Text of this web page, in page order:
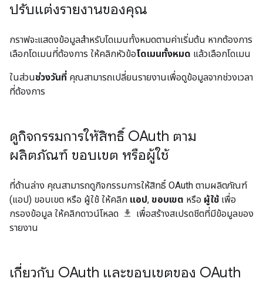
ปรับแต่งรายงานของคุณ
กราฟจะแสดงข้อมูลสำหรับโดเมนทั้งหมดตามค่าเริ่มต้น หากต้องการ
เลือกโดเมนที่ต้องการ ให้คลิกหัวข้อโดเมนทั้งหมด แล้วเลือกโดเมน
ในส่วนช่วงวันที่ คุณสามารถเปลี่ยนรายงานเพื่อดูข้อมูลจากช่วงเวลา
ที่ต้องการ
ดูกิจกรรมการให้สิทธิ์ OAuth ตาม
ผลิตภัณฑ์ ขอบเขต หรือผู้ใช้
ที่ด้านล่าง คุณสามารถดูกิจกรรมการให้สิทธิ์ OAuth ตามผลิตภัณฑ์
(แอป) ขอบเขต หรือ ผู้ใช้ ให้คลิก แอป, ขอบเขต หรือ ผู้ใช้ เพื่อ
กรองข้อมูล ให้คลิกดาวน์โหลด
เพื่อสร้างสเปรดชีตที่มีข้อมูลของ
รายงาน
เกี่ยวกับ OAuth และขอบเขตของ OAuth